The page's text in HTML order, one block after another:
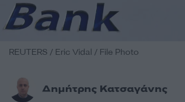
REUTERS / Eric Vidal / File Photo
Δημήτρης Κατσαγάνης